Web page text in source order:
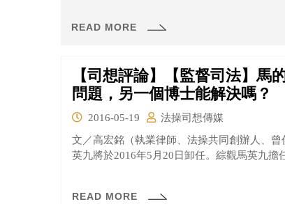
READ MORE
【司想評論】【監督司法】馬
問題，另一個博士能解決嗎？
2016-05-19
法操司想傳媒
文／高宏銘（執業律師、法操共同創辦人、
英九將於2016年5月20日卸任。綜觀馬英九擔
READ MORE